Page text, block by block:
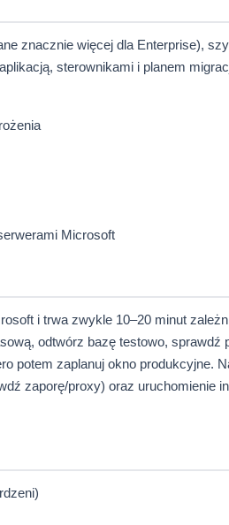
znacznie więcej dla Enterprise),
sterownikami i planem
Microsoft
i trwa zwykle 10–20 minut
odtwórz bazę testowo, sprawdź
potem zaplanuj okno produkcyjne.
zaporę/proxy) oraz uruchomienie